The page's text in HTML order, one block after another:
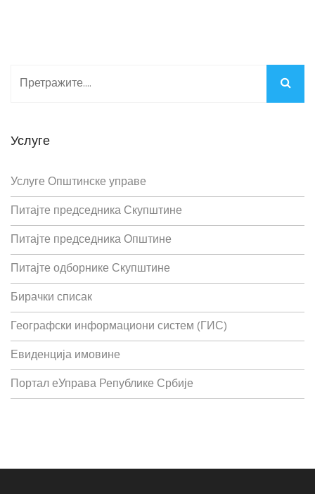
Услуге
Услуге Општинске управе
Питајте председника Скупштине
Питајте председника Општине
Питајте одборнике Скупштине
Бирачки списак
Географски информациони систем (ГИС)
Евиденција имовине
Портал еУправа Републике Србије